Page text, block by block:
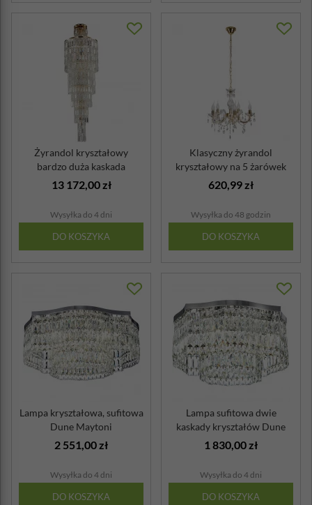
Żyrandol kryształowy
bardzo duża kaskada
zwisająca Niagar...
13 172,00 zł
Wysyłka do 4 dni
DO KOSZYKA
Klasyczny żyrandol
kryształowy na 5 żarówek
Maria Teresa ...
620,99 zł
Wysyłka do 48 godzin
DO KOSZYKA
Lampa kryształowa, sufitowa
Dune Maytoni
2 551,00 zł
Wysyłka do 4 dni
DO KOSZYKA
Lampa sufitowa dwie
kaskady kryształów Dune
Maytoni
1 830,00 zł
Wysyłka do 4 dni
DO KOSZYKA